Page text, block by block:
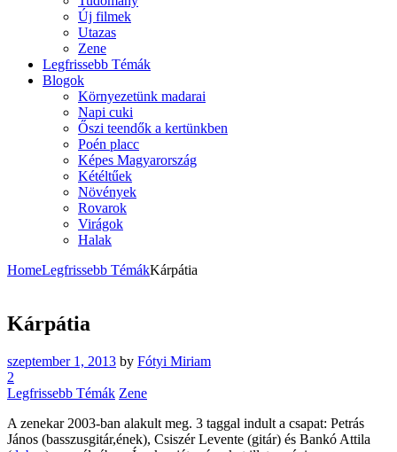
Új filmek
Utazas
Zene
Legfrissebb Témák
Blogok
Környezetünk madarai
Napi cuki
Őszi teendők a kertünkben
Poén placc
Képes Magyarország
Kétéltűek
Növények
Rovarok
Virágok
Halak
HomeLegfrissebb TémákKárpátia
Kárpátia
szeptember 1, 2013 by Fótyi Miriam
2
Legfrissebb Témák Zene
A zenekar 2003-ban alakult meg. 3 taggal indult a csapat: Petrás
János (basszusgitár,ének), Csiszér Levente (gitár) és Bankó Attila